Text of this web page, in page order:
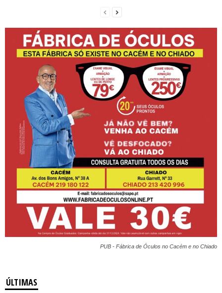
PUB - Fábrica de Óculos no Cacém e no Chiado
ÚLTIMAS